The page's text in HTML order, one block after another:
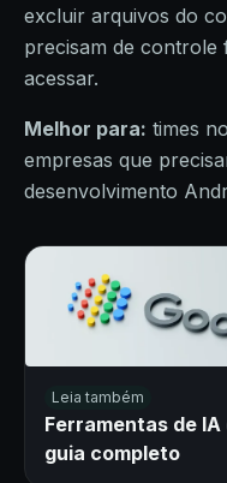
excluir arquivos do
precisam de controle
acessar.
Melhor para: times
empresas que
desenvolvimento
Leia também
Ferramentas de IA
guia completo